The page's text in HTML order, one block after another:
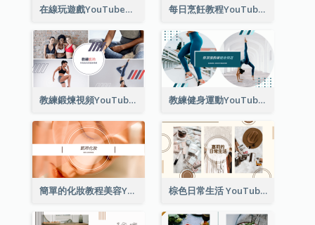
在線玩遊戲YouTube頻道圖片 每日烹飪教程YouTube頻道圖片
教練鍛煉視頻YouTube頻道圖片 教練健身運動YouTube頻道圖片
簡單的化妝教程美容YouTube頻道圖片 棕色日常生活 YouTube 頻道圖片